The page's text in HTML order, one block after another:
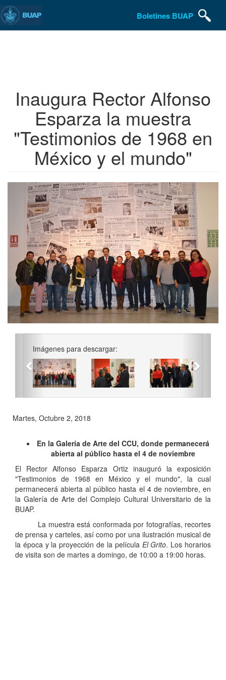
Boletines BUAP
Inaugura Rector Alfonso
Esparza la muestra
"Testimonios de 1968 en
México y el mundo"
Imágenes para descargar:
Martes, Octubre 2, 2018
En la Galería de Arte del CCU, donde permanecerá
abierta al público hasta el 4 de noviembre
El Rector Alfonso Esparza Ortiz inauguró la exposición
"Testimonios de 1968 en México y el mundo", la cual
permanecerá abierta al público hasta el 4 de noviembre, en
la Galería de Arte del Complejo Cultural Universitario de la
BUAP.
La muestra está conformada por fotografías, recortes
de prensa y carteles, así como por una ilustración musical de
la época y la proyección de la película El Grito. Los horarios
de visita son de martes a domingo, de 10:00 a 19:00 horas.